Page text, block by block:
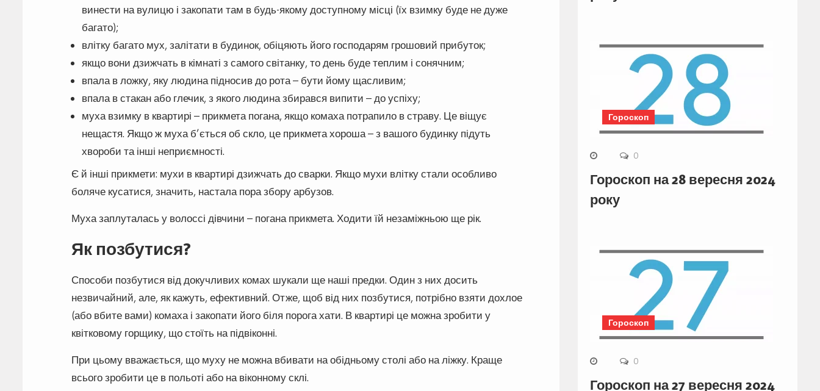
винести на вулицю і закопати там в будь-якому доступному місці (їх взимку буде не дуже
багато);
влітку багато мух, залітати в будинок, обіцяють його господарям грошовий прибуток;
якщо вони дзижчать в кімнаті з самого світанку, то день буде теплим і сонячним;
впала в ложку, яку людина підносив до рота – бути йому щасливим;
впала в стакан або глечик, з якого людина збирався випити – до успіху;
муха взимку в квартирі – прикмета погана, якщо комаха потрапило в страву. Це віщує
нещастя. Якщо ж муха б’ється об скло, це прикмета хороша – з вашого будинку підуть
хвороби та інші неприємності.
Є й інші прикмети: мухи в квартирі дзижчать до сварки. Якщо мухи влітку стали особливо
боляче кусатися, значить, настала пора збору арбузов.
Муха заплуталась у волоссі дівчини – погана прикмета. Ходити їй незаміжньою ще рік.
Як позбутися?
Способи позбутися від докучливих комах шукали ще наші предки. Один з них досить
незвичайний, але, як кажуть, ефективний. Отже, щоб від них позбутися, потрібно взяти дохлое
(або вбите вами) комаха і закопати його біля порога хати. В квартирі це можна зробити у
квітковому горщику, що стоїть на підвіконні.
При цьому вважається, що муху не можна вбивати на обідньому столі або на ліжку. Краще
всього зробити це в польоті або на віконному склі.
Гороскоп
0
Гороскоп на 28 вересня 2024
року
Гороскоп
0
Гороскоп на 27 вересня 2024